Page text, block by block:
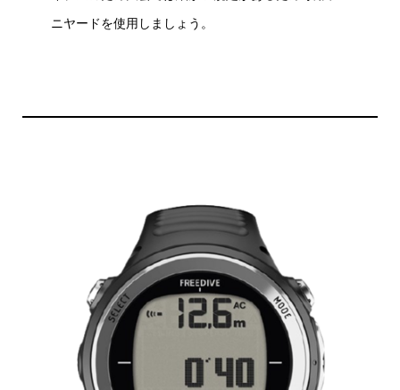
ニヤードを使用しましょう。